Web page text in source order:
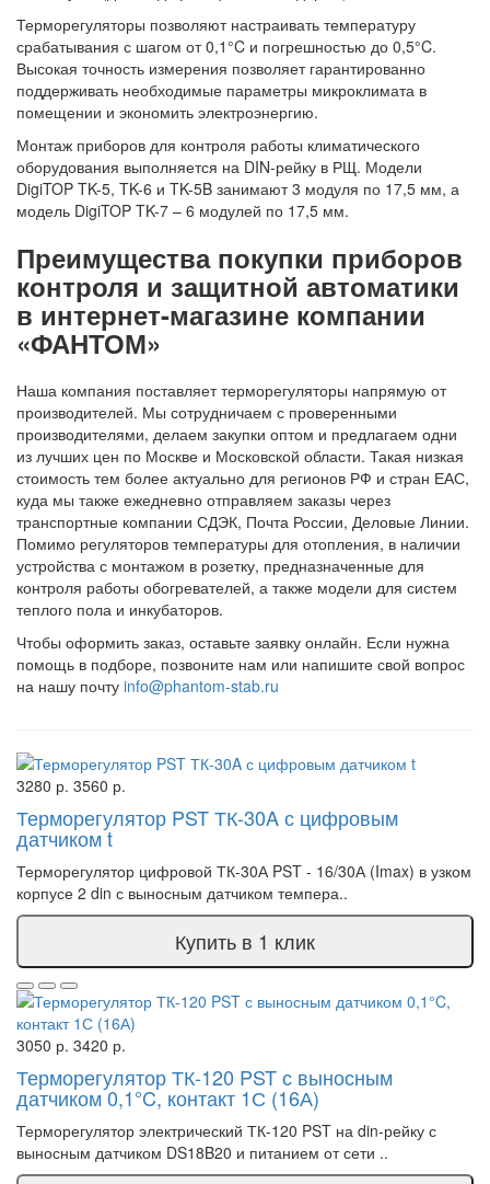
Терморегуляторы позволяют настраивать температуру
срабатывания с шагом от 0,1°C и погрешностью до 0,5°C.
Высокая точность измерения позволяет гарантированно
поддерживать необходимые параметры микроклимата в
помещении и экономить электроэнергию.
Монтаж приборов для контроля работы климатического
оборудования выполняется на DIN-рейку в РЩ. Модели
DigiTOP TK-5, TK-6 и TK-5B занимают 3 модуля по 17,5 мм, а
модель DigiTOP TK-7 – 6 модулей по 17,5 мм.
Преимущества покупки приборов
контроля и защитной автоматики
в интернет-магазине компании
«ФАНТОМ»
Наша компания поставляет терморегуляторы напрямую от
производителей. Мы сотрудничаем с проверенными
производителями, делаем закупки оптом и предлагаем одни
из лучших цен по Москве и Московской области. Такая низкая
стоимость тем более актуально для регионов РФ и стран ЕАС,
куда мы также ежедневно отправляем заказы через
транспортные компании СДЭК, Почта России, Деловые Линии.
Помимо регуляторов температуры для отопления, в наличии
устройства с монтажом в розетку, предназначенные для
контроля работы обогревателей, а также модели для систем
теплого пола и инкубаторов.
Чтобы оформить заказ, оставьте заявку онлайн. Если нужна
помощь в подборе, позвоните нам или напишите свой вопрос
на нашу почту info@phantom-stab.ru
3280 р. 3560 р.
Терморегулятор PST ТК-30A с цифровым
датчиком t
Терморегулятор цифровой ТК-30А PST - 16/30А (Imax) в узком
корпусе 2 din с выносным датчиком темпера..
Купить в 1 клик
3050 р. 3420 р.
Терморегулятор ТК-120 PST с выносным
датчиком 0,1°C, контакт 1С (16А)
Терморегулятор электрический ТК-120 PST на din-рейку с
выносным датчиком DS18B20 и питанием от сети ..